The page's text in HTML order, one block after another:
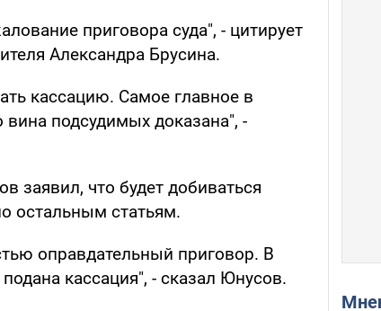
приговора суда", - цитирует
Александра Брусина.
кассацию. Самое главное в
подсудимых доказана", -
заявил, что будет добиваться
остальным статьям.
оправдательный приговор. В
кассация", - сказал Юнусов.